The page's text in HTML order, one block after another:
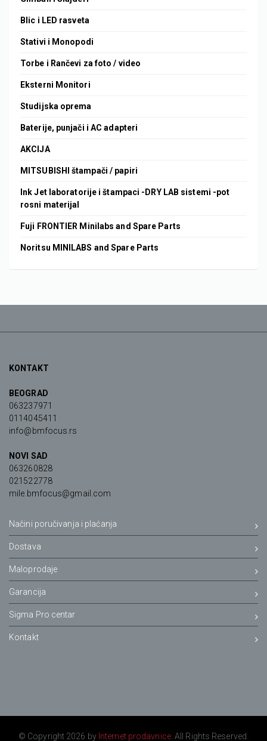
Blic i LED rasveta
Stativi i Monopodi
Torbe i Rančevi za foto / video
Eksterni Monitori
Studijska oprema
Baterije, punjači i AC adapteri
AKCIJA
MITSUBISHI štampači / papiri
Ink Jet laboratorije i štampaci -DRY LAB sistemi -pot
rosni materijal
Fuji FRONTIER Minilabs and Spare Parts
Noritsu MINILABS and Spare Parts
KONTAKT
BEOGRAD
063237971
0114045411
info@bmfocus.rs
NOVI SAD
063260828
021522778
mile.bmfocus@gmail.com
Načini poručivanja i plaćanja
Dostava
Maloprodaje
Garancija
Sigma Pro centar
Kontakt
© Copyright 2026 by Internet prodavnice. All Rights Reserved.